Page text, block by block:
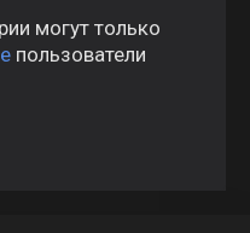
могут только
пользователи